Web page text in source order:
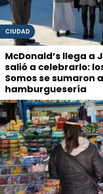
CIUDAD
McDonald’s llega a
salió a celebrarlo:
Somos se sumaron
hamburguesería